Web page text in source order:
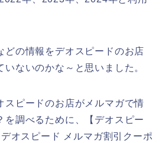
どの情報をデオスピードのお店
ないのかな～と思いました。
スピードのお店がメルマガで情
を調べるために、【デオスピー
オスピード メルマガ割引クーポ